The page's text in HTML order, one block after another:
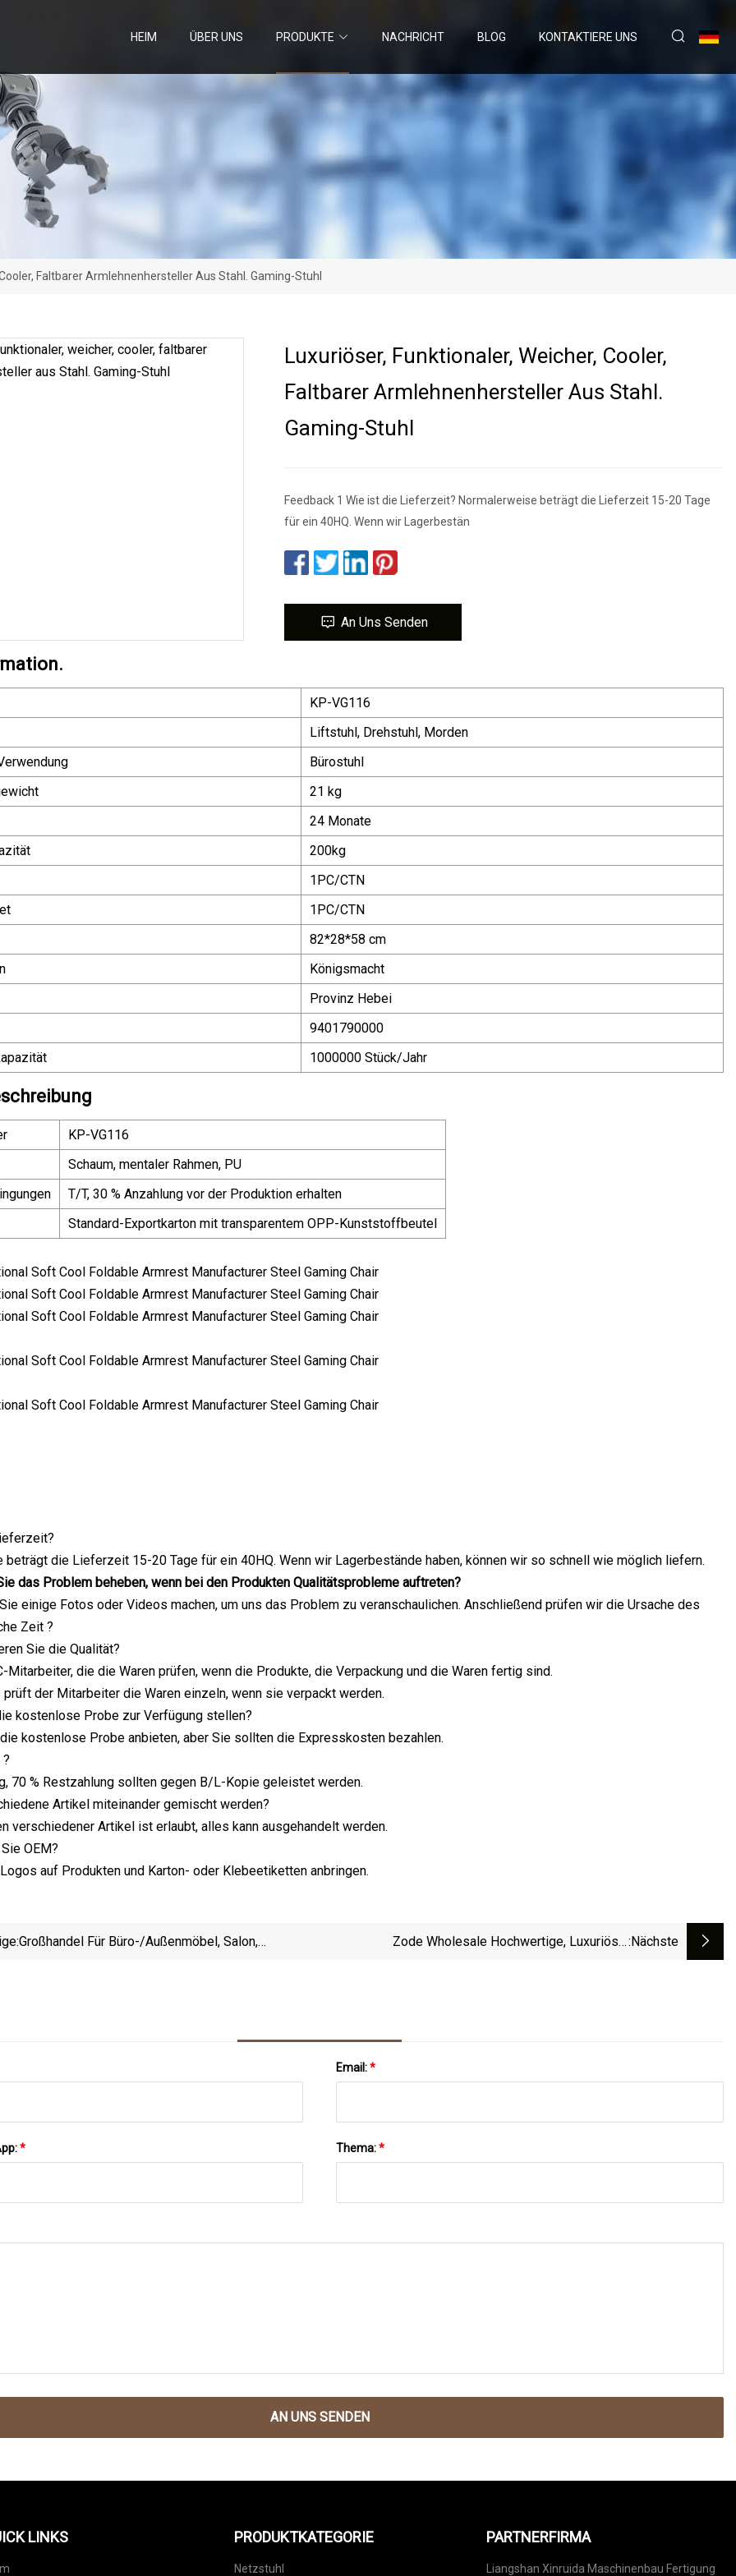
HEIM ÜBER UNS PRODUKTE NACHRICHT BLOG KONTAKTIERE UNS
Faltbarer Armlehnenhersteller Aus Stahl. Gaming-Stuhl
Luxuriöser, Funktionaler, Weicher, Cooler,
Faltbarer Armlehnenhersteller Aus Stahl.
Gaming-Stuhl
Feedback 1 Wie ist die Lieferzeit? Normalerweise beträgt die Lieferzeit 15-20 Tage
für ein 40HQ. Wenn wir Lagerbestän
An Uns Senden
KP-VG116
Liftstuhl, Drehstuhl, Morden
Bürostuhl
21 kg
24 Monate
200kg
1PC/CTN
1PC/CTN
82*28*58 cm
Königsmacht
Provinz Hebei
9401790000
1000000 Stück/Jahr
KP-VG116
Schaum, mentaler Rahmen, PU
T/T, 30 % Anzahlung vor der Produktion erhalten
Standard-Exportkarton mit transparentem OPP-Kunststoffbeutel
beträgt die Lieferzeit 15-20 Tage für ein 40HQ. Wenn wir Lagerbestände haben, können wir so schnell wie möglich liefern.
das Problem beheben, wenn bei den Produkten Qualitätsprobleme auftreten?
einige Fotos oder Videos machen, um uns das Problem zu veranschaulichen. Anschließend prüfen wir die Ursache des
Zeit ?
Sie die Qualität?
Mitarbeiter, die die Waren prüfen, wenn die Produkte, die Verpackung und die Waren fertig sind.
prüft der Mitarbeiter die Waren einzeln, wenn sie verpackt werden.
kostenlose Probe zur Verfügung stellen?
kostenlose Probe anbieten, aber Sie sollten die Expresskosten bezahlen.
70 % Restzahlung sollten gegen B/L-Kopie geleistet werden.
Artikel miteinander gemischt werden?
verschiedener Artikel ist erlaubt, alles kann ausgehandelt werden.
OEM?
auf Produkten und Karton- oder Klebeetiketten anbringen.
Großhandel Für Büro-/Außenmöbel, Salon,
Zode Wholesale Hochwertige, Luxuriöse,:nächste
Email:*
* Thema:*
AN UNS SENDEN
LINKS PRODUKTKATEGORIE
Netzstuhl
PARTNERFIRMA
Liangshan Xinruida Maschinenbau Fertigung